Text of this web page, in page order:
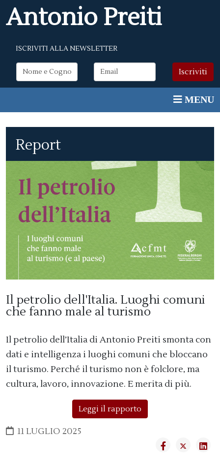
Antonio Preiti
ISCRIVITI ALLA NEWSLETTER
Report
Il petrolio dell'Italia. Luoghi comuni
che fanno male al turismo
Il petrolio dell’Italia di Antonio Preiti smonta con
dati e intelligenza i luoghi comuni che bloccano
il turismo. Perché il turismo non è folclore, ma
cultura, lavoro, innovazione. E merita di più.
Leggi il rapporto
11 LUGLIO 2025